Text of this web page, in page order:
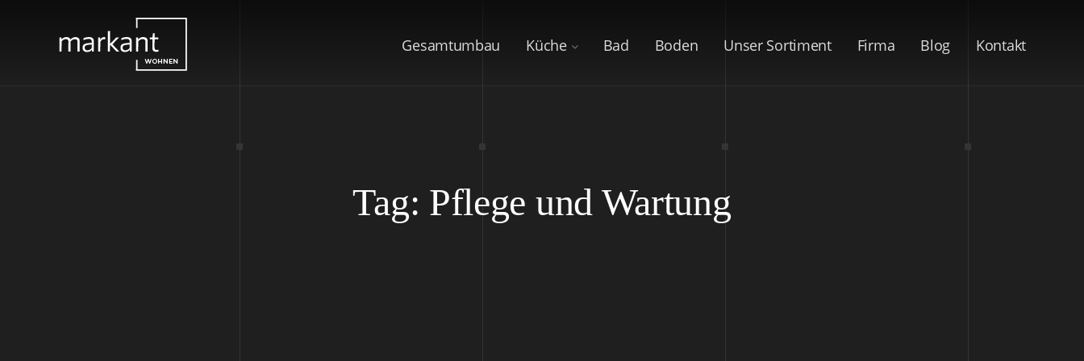
Gesamtumbau Küche Bad Boden Unser Sortiment Firma Blog Kontakt
Tag: Pflege und Wartung